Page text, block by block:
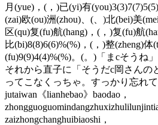
月(yue)，(，)已(yi)有
(zai)欧(ou)洲(zhou)、(、)北(bei)美
区(qu)复(fu)航(hang)，(，)复(fu)航
比(bi)8(8)6(6)%(%)，(，)整(zheng)
(fu)9(9)4(4)%(%)。(。)「まcそうね
それから直子に「そうだc岡さんの
ってこなくっちゃ。すっかり忘
jutaiwan《lianhebao》baodao，
zaizhongchanghuibiaoshi，